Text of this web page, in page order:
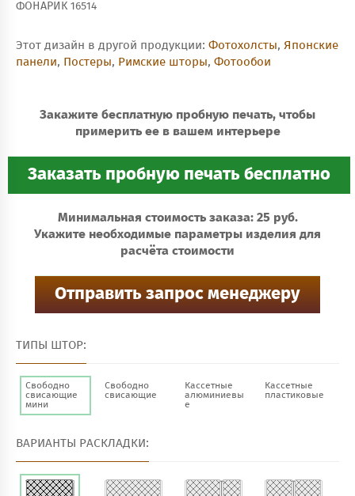
ФОНАРИК 16514
Этот дизайн в другой продукции: Фотохолсты, Японские
панели, Постеры, Римские шторы, Фотообои
Закажите бесплатную пробную печать, чтобы
примерить ее в вашем интерьере
Минимальная стоимость заказа: 25 руб.
Укажите необходимые параметры изделия для
расчёта стоимости
ТИПЫ ШТОР:
Свободно
свисающие
мини
Свободно
свисающие
Кассетные
алюминиевы
е
Кассетные
пластиковые
ВАРИАНТЫ РАСКЛАДКИ: